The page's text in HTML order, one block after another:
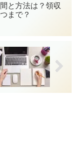
と方法は？領収
まで？